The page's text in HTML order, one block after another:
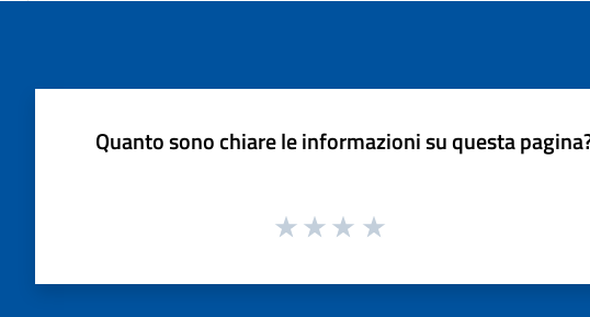
Quanto sono chiare le informazioni su questa